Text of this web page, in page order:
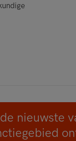
nieuwste